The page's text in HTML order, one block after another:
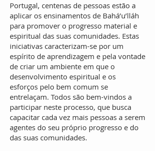
Portugal, centenas de pessoas estão a
aplicar os ensinamentos de Bahá’u’lláh
para promover o progresso material e
espiritual das suas comunidades. Estas
iniciativas caracterizam-se por um
espírito de aprendizagem e pela vontade
de criar um ambiente em que o
desenvolvimento espiritual e os
esforços pelo bem comum se
entrelaçam. Todos são bem-vindos a
participar neste processo, que busca
capacitar cada vez mais pessoas a serem
agentes do seu próprio progresso e do
das suas comunidades.